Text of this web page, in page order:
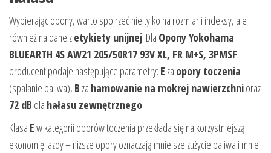
Wybierając opony, warto spojrzeć nie tylko na rozmiar i indeksy, ale
również na dane zetykiety unijnej. Dla Opony Yokohama
BLUEARTH 4S AW21 205/50R17 93V XL, FR M+S, 3PMSF
producent podaje następujące parametry: E za opory toczenia
(spalanie paliwa), B za hamowanie na mokrej nawierzchnioraz
72 dB dla hałasu zewnętrznego.
Klasa Ew kategorii oporów toczenia przekłada się na korzystniejszą
ekonomię jazdy – niższe opory oznaczają mniejsze zużycie paliwa i mniej